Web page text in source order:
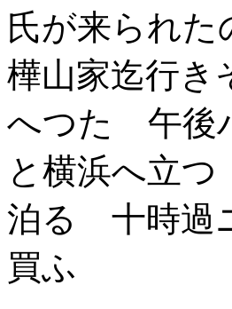
氏が来られ
樺山家迄行き
へつた 午後
と横浜へ立
泊る 十時過
買ふ